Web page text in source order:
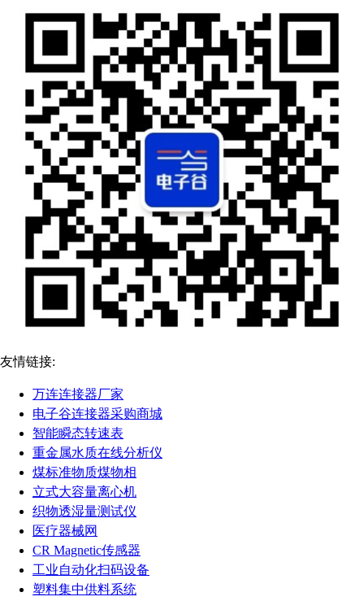
友情链接:
万连连接器厂家
电子谷连接器采购商城
智能瞬态转速表
重金属水质在线分析仪
煤标准物质煤物相
立式大容量离心机
织物透湿量测试仪
医疗器械网
CR Magnetic传感器
工业自动化扫码设备
塑料集中供料系统